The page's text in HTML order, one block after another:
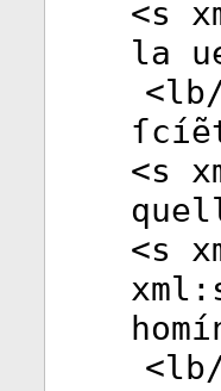
<s
la
<lb
<s
<s
<lb